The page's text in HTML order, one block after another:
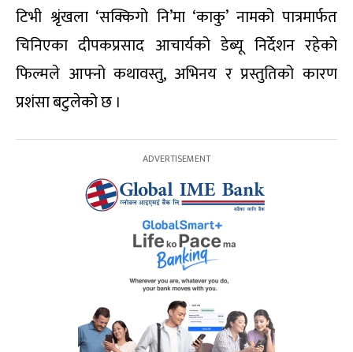
टिभी श्रृंखला ‘सक्किगो नि’मा ‘काकु’ नामको पात्रमार्फत
चिनिएका दीपकप्रसाद आचार्यको डेब्यू निर्देशन रहेको
फिल्मले आफ्नो कथावस्तु, अभिनय र प्रस्तुतिको कारण
प्रशंसा बटुलेको छ ।